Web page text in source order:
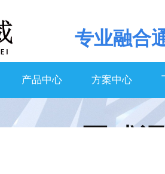
专业融合
产品中心 方案中心